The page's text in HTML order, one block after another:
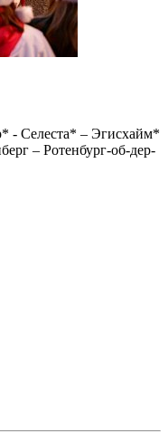
- Селеста* – Эгисхайм*
– Ротенбург-об-дер-